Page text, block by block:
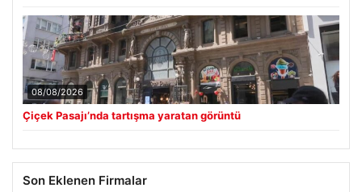
08/08/2026
Çiçek Pasajı’nda tartışma yaratan görüntü
Son Eklenen Firmalar